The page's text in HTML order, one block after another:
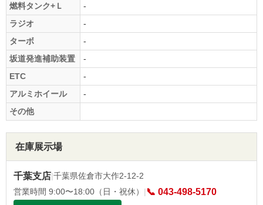
燃料タンク+Ｌ
-
ラジオ
-
ターボ
-
坂道発進補助装置
-
ETC
-
アルミホイール
-
その他
在庫展示場
千葉支店|千葉県佐倉市大作2-12-2
営業時間 9:00〜18:00（日・祝休） | 📞 043-498-5170